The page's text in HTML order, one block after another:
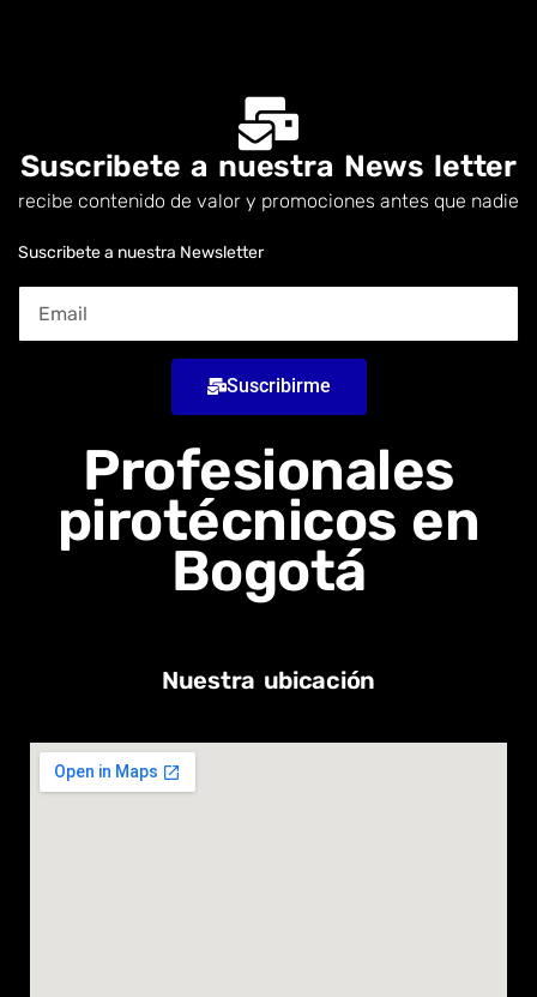
Suscribete a nuestra News letter
recibe contenido de valor y promociones antes que nadie
Suscribete a nuestra Newsletter
Suscribirme
Profesionales
pirotécnicos en
Bogotá
Nuestra ubicación